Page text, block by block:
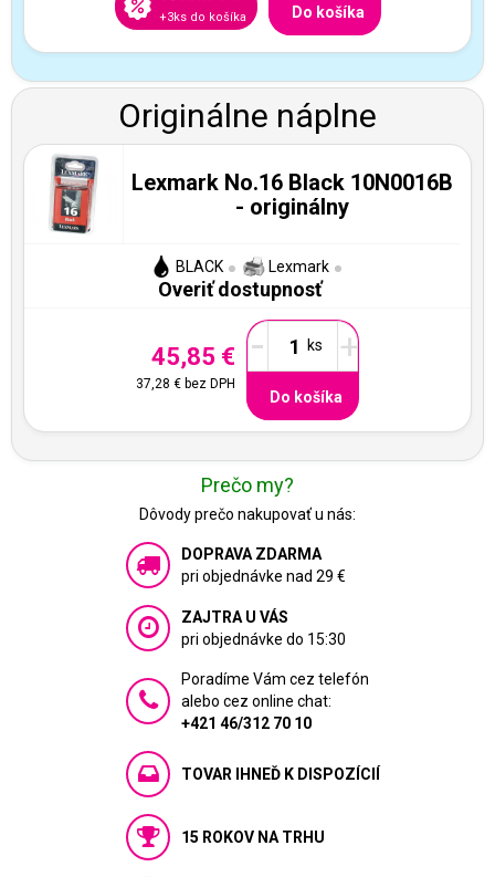
+3ks do košíka Do košíka
Originálne náplne
Lexmark No.16 Black 10N0016B
- originálny
BLACK Lexmark
Overiť dostupnosť
45,85 €
37,28 € bez DPH
- +
Do košíka
Prečo my?
Dôvody prečo nakupovať u nás:
DOPRAVA ZDARMA
pri objednávke nad 29 €
ZAJTRA U VÁS
pri objednávke do 15:30
Poradíme Vám cez telefón
alebo cez online chat:
+421 46/312 70 10
TOVAR IHNEĎ K DISPOZÍCIÍ
15 ROKOV NA TRHU